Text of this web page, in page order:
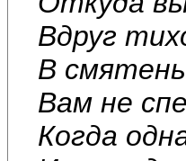
Вдруг
В
Вам не
Когда